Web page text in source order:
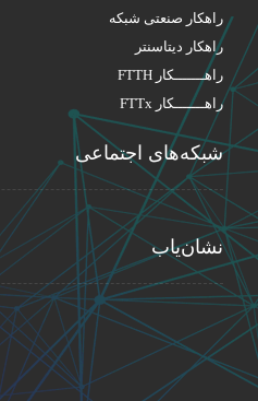
راهکار صنعتی شبکه
راهکار دیتاسنتر
راهـــــــکار FTTH
راهـــــــکار FTTx
شبکه‌های اجتماعی
نشان‌یاب